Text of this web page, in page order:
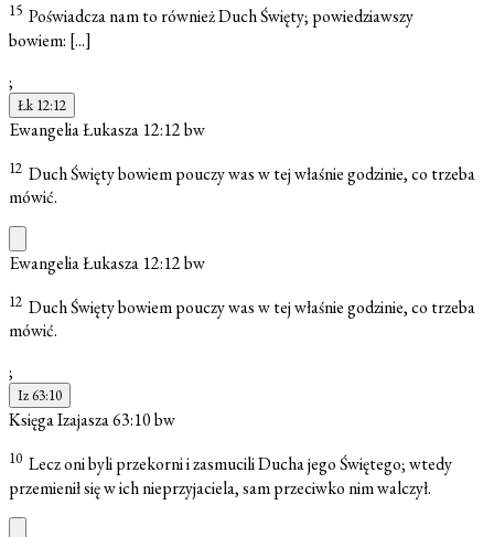
15 Poświadcza nam to również Duch Święty; powiedziawszy
bowiem: [...]
;
Łk 12:12
Ewangelia Łukasza 12:12bw
12 Duch Święty bowiem pouczy was w tej właśnie godzinie, co trzeba
mówić.
Ewangelia Łukasza 12:12bw
12 Duch Święty bowiem pouczy was w tej właśnie godzinie, co trzeba
mówić.
;
Iz 63:10
Księga Izajasza 63:10bw
10 Lecz oni byli przekorni i zasmucili Ducha jego Świętego; wtedy
przemienił się w ich nieprzyjaciela, sam przeciwko nim walczył.